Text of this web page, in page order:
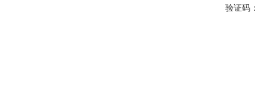
验证码：